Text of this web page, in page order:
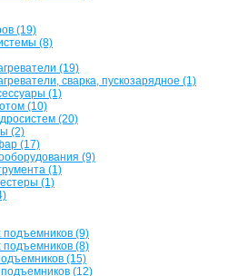
(19)
(8)
(19)
сварка, пускозарядное (1)
(1)
(10)
(20)
(2)
(17)
(9)
(1)
(1)
подъемников (9)
подъемников (8)
(15)
(12)